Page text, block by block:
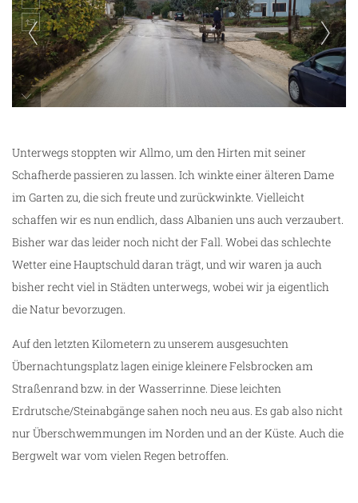
Unterwegs stoppten wir Allmo, um den Hirten mit seiner
Schafherde passieren zu lassen. Ich winkte einer älteren Dame
im Garten zu, die sich freute und zurückwinkte. Vielleicht
schaffen wir es nun endlich, dass Albanien uns auch verzaubert.
Bisher war das leider noch nicht der Fall. Wobei das schlechte
Wetter eine Hauptschuld daran trägt, und wir waren ja auch
bisher recht viel in Städten unterwegs, wobei wir ja eigentlich
die Natur bevorzugen.
Auf den letzten Kilometern zu unserem ausgesuchten
Übernachtungsplatz lagen einige kleinere Felsbrocken am
Straßenrand bzw. in der Wasserrinne. Diese leichten
Erdrutsche/Steinabgänge sahen noch neu aus. Es gab also nicht
nur Überschwemmungen im Norden und an der Küste. Auch die
Bergwelt war vom vielen Regen betroffen.